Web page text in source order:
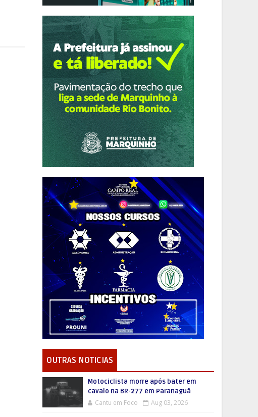
OUTRAS NOTICIAS
Motociclista morre após bater em
cavalo na BR-277 em Paranaguá
Cantu em Foco Aug 03, 2026